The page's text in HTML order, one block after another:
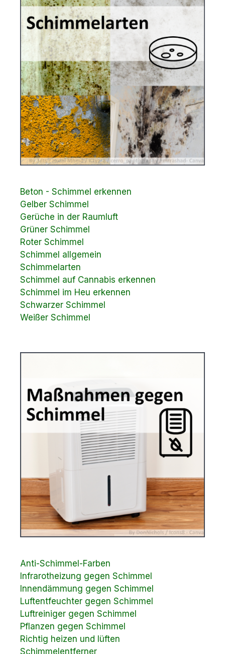
Beton - Schimmel erkennen
Gelber Schimmel
Gerüche in der Raumluft
Grüner Schimmel
Roter Schimmel
Schimmel allgemein
Schimmelarten
Schimmel auf Cannabis erkennen
Schimmel im Heu erkennen
Schwarzer Schimmel
Weißer Schimmel
Anti-Schimmel-Farben
Infrarotheizung gegen Schimmel
Innendämmung gegen Schimmel
Luftentfeuchter gegen Schimmel
Luftreiniger gegen Schimmel
Pflanzen gegen Schimmel
Richtig heizen und lüften
Schimmelentferner